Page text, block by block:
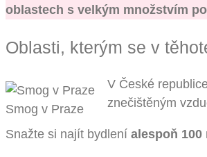
oblastech s velkým množstvím
Oblasti, kterým se v
Smog v Praze
V České
znečištěným
Snažte si najít bydlení alespoň 100